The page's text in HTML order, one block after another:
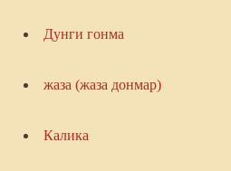
Дунги гонма
жаза (жаза донмар)
Калика